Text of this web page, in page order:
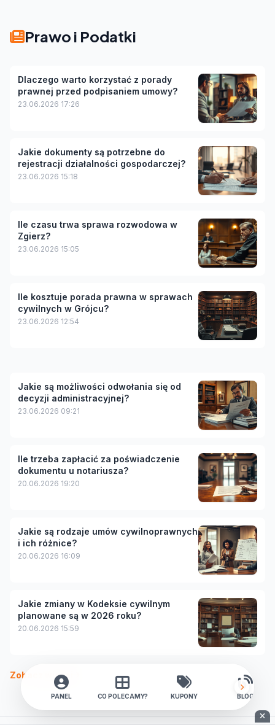
Prawo i Podatki
Dlaczego warto korzystać z porady
prawnej przed podpisaniem umowy?
23.06.2026 17:26
Jakie dokumenty są potrzebne do
rejestracji działalności gospodarczej?
23.06.2026 15:18
Ile czasu trwa sprawa rozwodowa w
Zgierz?
23.06.2026 15:05
Ile kosztuje porada prawna w sprawach
cywilnych w Grójcu?
23.06.2026 12:54
Jakie są możliwości odwołania się od
decyzji administracyjnej?
23.06.2026 09:21
Ile trzeba zapłacić za poświadczenie
dokumentu u notariusza?
20.06.2026 19:20
Jakie są rodzaje umów cywilnoprawnych
i ich różnice?
20.06.2026 16:09
Jakie zmiany w Kodeksie cywilnym
planowane są w 2026 roku?
20.06.2026 15:59
Zobacz więcej
PANEL CO POLECAMY? KUPONY BLOG